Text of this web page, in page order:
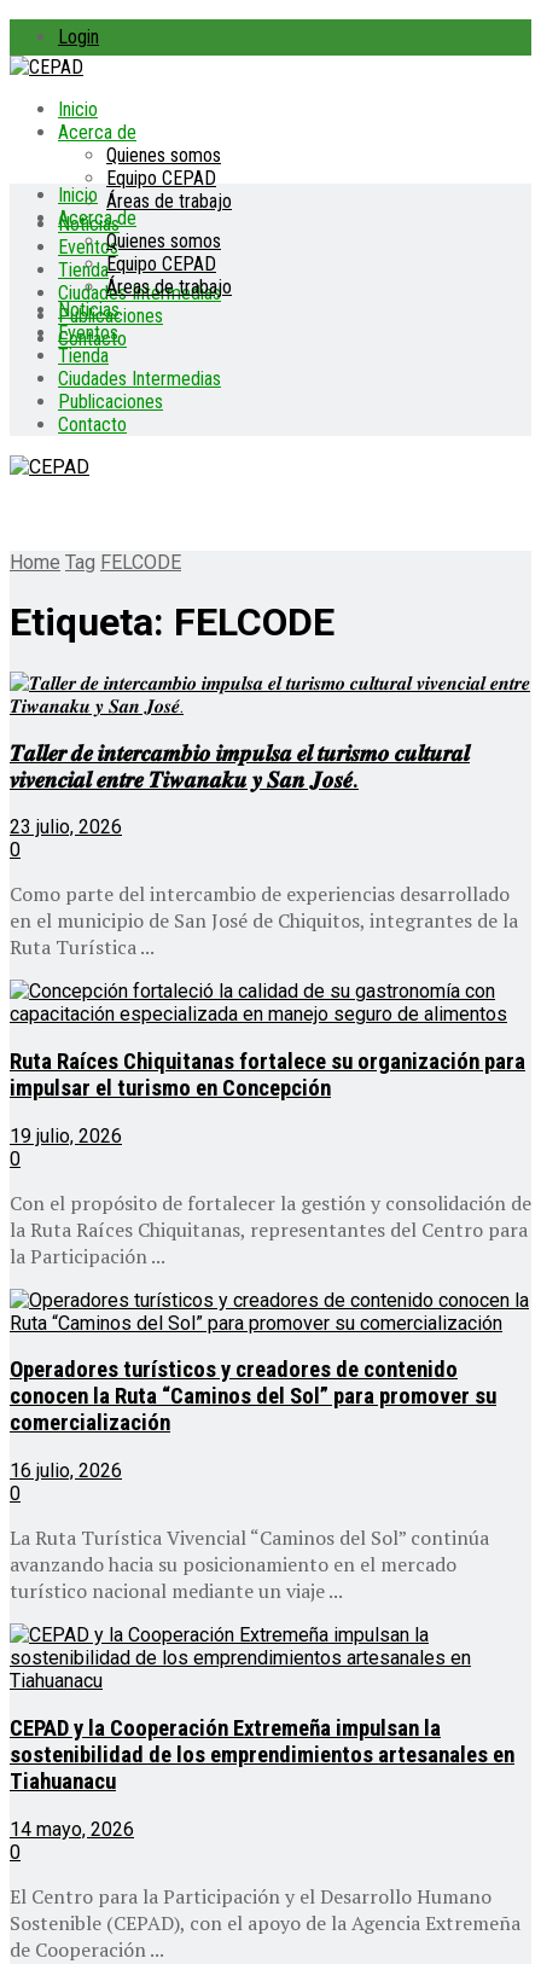
Login
Inicio
Acerca de
Quienes somos
Equipo CEPAD
Áreas de trabajo
Noticias
Eventos
Tienda
Ciudades Intermedias
Publicaciones
Contacto
Inicio
Acerca de
Quienes somos
Equipo CEPAD
Áreas de trabajo
Noticias
Eventos
Tienda
Ciudades Intermedias
Publicaciones
Contacto
Home Tag FELCODE
Etiqueta: FELCODE
𝑻𝒂𝒍𝒍𝒆𝒓 𝒅𝒆 𝒊𝒏𝒕𝒆𝒓𝒄𝒂𝒎𝒃𝒊𝒐 𝒊𝒎𝒑𝒖𝒍𝒔𝒂 𝒆𝒍 𝒕𝒖𝒓𝒊𝒔𝒎𝒐 𝒄𝒖𝒍𝒕𝒖𝒓𝒂𝒍
𝒗𝒊𝒗𝒆𝒏𝒄𝒊𝒂𝒍 𝒆𝒏𝒕𝒓𝒆 𝑻𝒊𝒘𝒂𝒏𝒂𝒌𝒖 𝒚 𝑺𝒂𝒏 𝑱𝒐𝒔𝒆́.
23 julio, 2026
0
Como parte del intercambio de experiencias desarrollado
en el municipio de San José de Chiquitos, integrantes de la
Ruta Turística ...
Ruta Raíces Chiquitanas fortalece su organización para
impulsar el turismo en Concepción
19 julio, 2026
0
Con el propósito de fortalecer la gestión y consolidación de
la Ruta Raíces Chiquitanas, representantes del Centro para
la Participación ...
Operadores turísticos y creadores de contenido
conocen la Ruta “Caminos del Sol” para promover su
comercialización
16 julio, 2026
0
La Ruta Turística Vivencial “Caminos del Sol” continúa
avanzando hacia su posicionamiento en el mercado
turístico nacional mediante un viaje ...
CEPAD y la Cooperación Extremeña impulsan la
sostenibilidad de los emprendimientos artesanales en
Tiahuanacu
14 mayo, 2026
0
El Centro para la Participación y el Desarrollo Humano
Sostenible (CEPAD), con el apoyo de la Agencia Extremeña
de Cooperación ...